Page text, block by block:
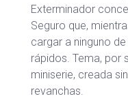
Exterminador
Seguro que,
cargar a ninguno
rápidos. Tema, por
miniserie, creada
revanchas.